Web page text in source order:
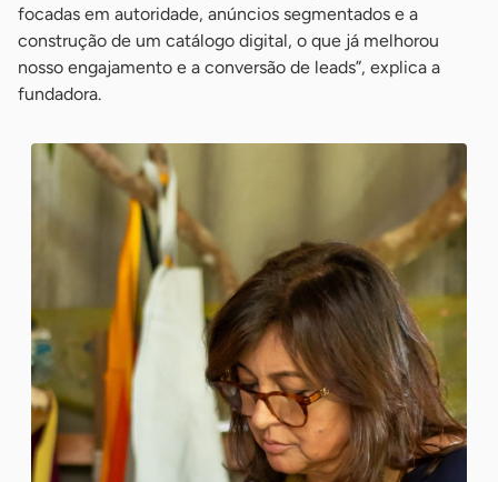
focadas em autoridade, anúncios segmentados e a
construção de um catálogo digital, o que já melhorou
nosso engajamento e a conversão de leads”, explica a
fundadora.